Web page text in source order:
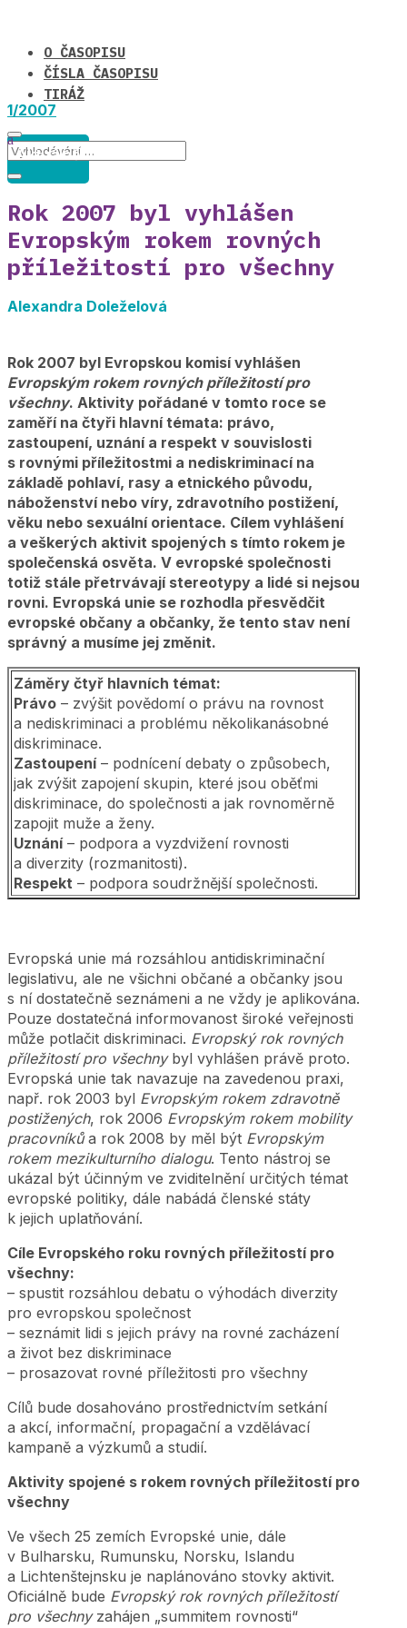
O ČASOPISU
ČÍSLA ČASOPISU
TIRÁŽ
1/2007
Aktuálně
Rok 2007 byl vyhlášen
Evropským rokem rovných
příležitostí pro všechny
Alexandra Doleželová
Rok 2007 byl Evropskou komisí vyhlášen
Evropským rokem rovných příležitostí pro
všechny. Aktivity pořádané v tomto roce se
zaměří na čtyři hlavní témata: právo,
zastoupení, uznání a respekt v souvislosti
s rovnými příležitostmi a nediskriminací na
základě pohlaví, rasy a etnického původu,
náboženství nebo víry, zdravotního postižení,
věku nebo sexuální orientace. Cílem vyhlášení
a veškerých aktivit spojených s tímto rokem je
společenská osvěta. V evropské společnosti
totiž stále přetrvávají stereotypy a lidé si nejsou
rovni. Evropská unie se rozhodla přesvědčit
evropské občany a občanky, že tento stav není
správný a musíme jej změnit.
Záměry čtyř hlavních témat:
Právo – zvýšit povědomí o právu na rovnost
a nediskriminaci a problému několikanásobné
diskriminace.
Zastoupení– podnícení debaty o způsobech,
jak zvýšit zapojení skupin, které jsou oběťmi
diskriminace, do společnosti a jak rovnoměrně
zapojit muže a ženy.
Uznání– podpora a vyzdvižení rovnosti
a diverzity (rozmanitosti).
Respekt – podpora soudržnější společnosti.
Evropská unie má rozsáhlou antidiskriminační
legislativu, ale ne všichni občané a občanky jsou
s ní dostatečně seznámeni a ne vždy je aplikována.
Pouze dostatečná informovanost široké veřejnosti
může potlačit diskriminaci. Evropský rok rovných
příležitostí pro všechnybyl vyhlášen právě proto.
Evropská unie tak navazuje na zavedenou praxi,
např. rok 2003 byl Evropským rokem zdravotně
postižených, rok 2006 Evropským rokem mobility
pracovníkůa rok 2008 by měl být Evropským
rokem mezikulturního dialogu. Tento nástroj se
ukázal být účinným ve zviditelnění určitých témat
evropské politiky, dále nabádá členské státy
k jejich uplatňování.
Cíle Evropského roku rovných příležitostí pro
všechny:
– spustit rozsáhlou debatu o výhodách diverzity
pro evropskou společnost
– seznámit lidi s jejich právy na rovné zacházení
a život bez diskriminace
– prosazovat rovné příležitosti pro všechny
Cílů bude dosahováno prostřednictvím setkání
a akcí, informační, propagační a vzdělávací
kampaně a výzkumů a studií.
Aktivity spojené s rokem rovných příležitostí pro
všechny
Ve všech 25 zemích Evropské unie, dále
v Bulharsku, Rumunsku, Norsku, Islandu
a Lichtenštejnsku je naplánováno stovky aktivit.
Oficiálně bude Evropský rok rovných příležitostí
pro všechnyzahájen „summitem rovnosti“